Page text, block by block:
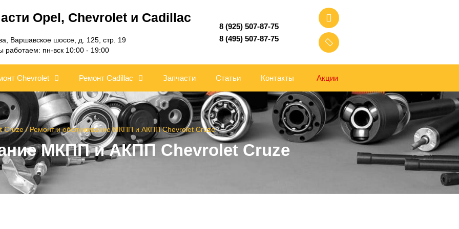
Opel, Chevrolet и Cadillac
Варшавское шоссе, д. 125, стр. 19
работаем: пн-вск 10:00 - 19:00
8 (925) 507-87-75
8 (495) 507-87-75
Chevrolet Ремонт Cadillac Запчасти Статьи Контакты Акции
Cruze/ Ремонт и обслуживание МКПП и АКПП Chevrolet Cruze
МКПП и АКПП Chevrolet Cruze